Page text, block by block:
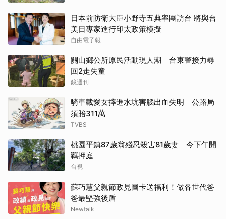
日本前防衛大臣小野寺五典率團訪台 將與台
美日專家進行印太政策模擬
自由電子報
關山鄉公所原民活動現人潮 台東警接力尋
回2走失童
鏡週刊
騎車載愛女摔進水坑害腦出血失明 公路局
須賠311萬
TVBS
桃園平鎮87歲翁殘忍殺害81歲妻 今下午開
羈押庭
台視
蘇巧慧父親節政見圖卡送福利！做各世代爸
爸最堅強後盾
Newtalk